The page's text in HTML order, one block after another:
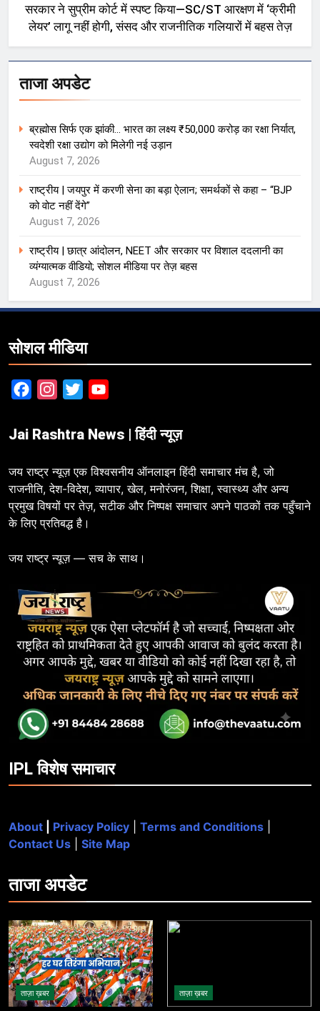
सरकार ने सुप्रीम कोर्ट में स्पष्ट किया—SC/ST आरक्षण में ‘क्रीमी
लेयर’ लागू नहीं होगी, संसद और राजनीतिक गलियारों में बहस तेज़
ताजा अपडेट
ब्रह्मोस सिर्फ एक झांकी… भारत का लक्ष्य ₹50,000 करोड़ का रक्षा निर्यात,
स्वदेशी रक्षा उद्योग को मिलेगी नई उड़ान
August 7, 2026
राष्ट्रीय | जयपुर में करणी सेना का बड़ा ऐलान; समर्थकों से कहा – “BJP
को वोट नहीं देंगे”
August 7, 2026
राष्ट्रीय | छात्र आंदोलन, NEET और सरकार पर विशाल ददलानी का
व्यंग्यात्मक वीडियो; सोशल मीडिया पर तेज़ बहस
August 7, 2026
सोशल मीडिया
FacebookInstagram
Twitter
Jai Rashtra News | हिंदी न्यूज़
जय राष्ट्र न्यूज़ एक विश्वसनीय ऑनलाइन हिंदी समाचार मंच है, जो
राजनीति, देश-विदेश, व्यापार, खेल, मनोरंजन, शिक्षा, स्वास्थ्य और अन्य
प्रमुख विषयों पर तेज़, सटीक और निष्पक्ष समाचार अपने पाठकों तक पहुँचाने
के लिए प्रतिबद्ध है।
जय राष्ट्र न्यूज़ — सच के साथ।
IPL विशेष समाचार
About Privacy Policy Terms and Conditions
Contact Us
Site Map
ताजाअपडेट
ताज़ा ख़बर ताज़ा ख़बर